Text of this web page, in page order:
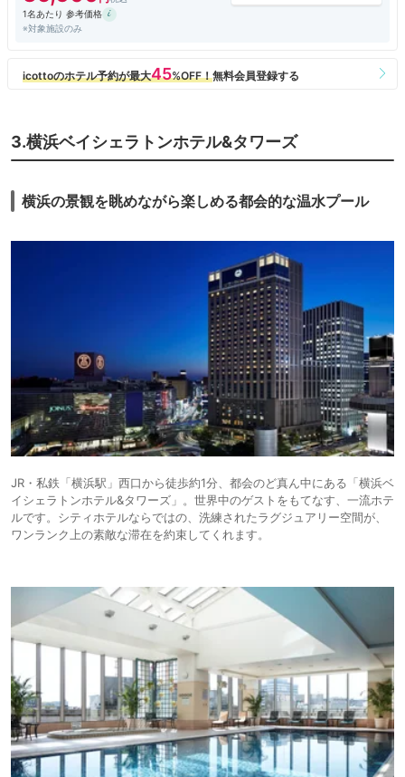
1名あたり 参考価格
※対象施設のみ
3.横浜ベイシェラトンホテル&タワーズ
横浜の景観を眺めながら楽しめる都会的な温水プール
JR・私鉄「横浜駅」西口から徒歩約1分、都会のど真ん中にある「横浜ベ
イシェラトンホテル&タワーズ」。世界中のゲストをもてなす、一流ホテ
ルです。シティホテルならではの、洗練されたラグジュアリー空間が、
ワンランク上の素敵な滞在を約束してくれます。